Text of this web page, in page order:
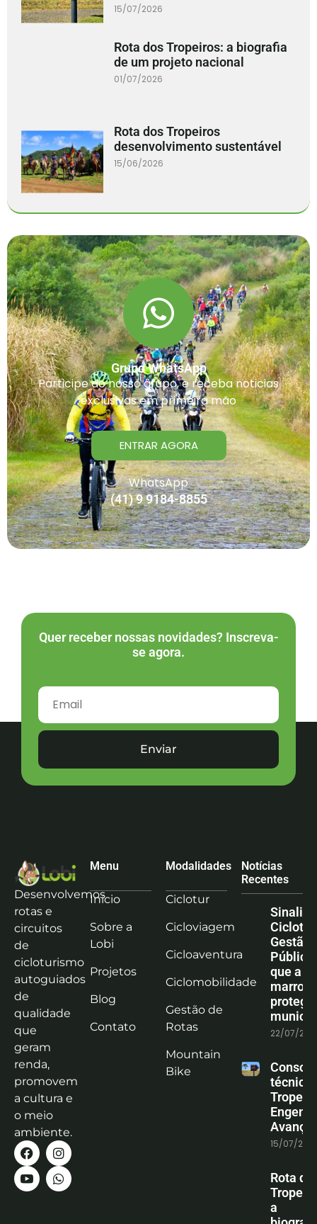
15/07/2026
Rota dos Tropeiros: a biografia
de um projeto nacional
01/07/2026
Rota dos Tropeiros
desenvolvimento sustentável
15/06/2026
Grupo WhatsApp
Participe do nosso grupo, e receba noticias
exclusivas em primeira mão
ENTRAR AGORA
WhatsApp
(41) 9 9184-8855
Quer receber nossas novidades? Inscreva-
se agora.
Enviar
Desenvolvemos
rotas e
circuitos
de
cicloturismo
autoguiados
de
qualidade
que
geram
renda,
promovem
a cultura e
o meio
ambiente.
Menu
Início
Sobre a
Lobi
Projetos
Blog
Contato
Modalidades
Ciclotur
Cicloviagem
Cicloaventura
Ciclomobilidade
Gestão de
Rotas
Mountain
Bike
Notícias
Recentes
Gestão
que a
marrom
protege
22/07/
técnica
15/07/
Rota
a